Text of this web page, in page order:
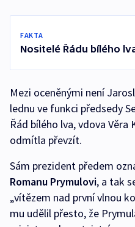
FAKTA
Nositelé Řádu bílého
Mezi oceněnými není
lednu ve funkci předsedy
Řád bílého lva, vdova Věra
odmítla převzít.
Sám prezident předem
Romanu Prymulovi, a tak
„vítězem nad první vlnou
mu udělil přesto, že